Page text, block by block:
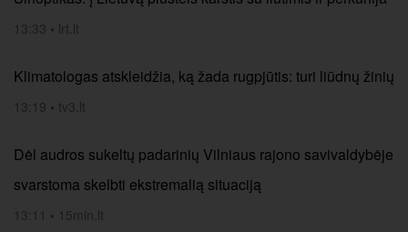
13:33 • lrt.lt
Klimatologas atskleidžia, ką žada rugpjūtis: turi liūdnų žinių
13:19 • tv3.lt
Dėl audros sukeltų padarinių Vilniaus rajono savivaldybėje
svarstoma skelbti ekstremalią situaciją
13:11 • 15min.lt